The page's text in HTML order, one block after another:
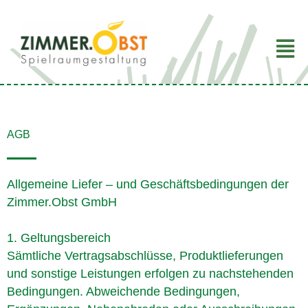
springen
AGB
Allgemeine Liefer – und Geschäftsbedingungen der
Zimmer.Obst GmbH
1. Geltungsbereich
Sämtliche Vertragsabschlüsse, Produktlieferungen
und sonstige Leistungen erfolgen zu nachstehenden
Bedingungen. Abweichende Bedingungen,